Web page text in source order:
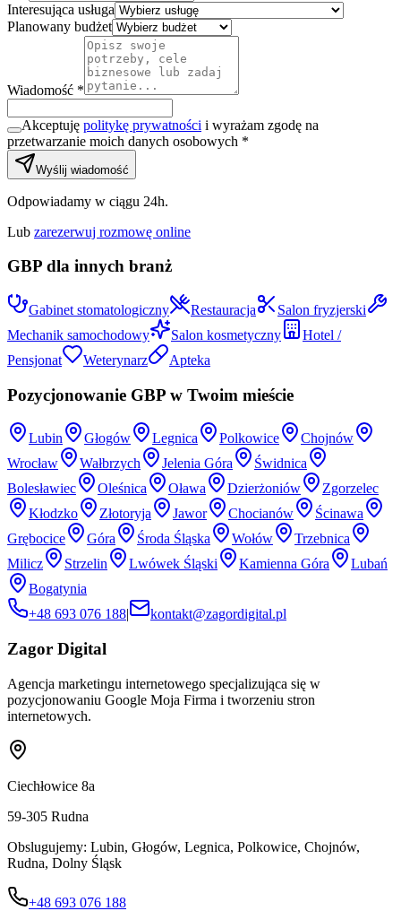
Interesująca usługa
Planowany budżet
Wiadomość *
Akceptuję politykę prywatności i wyrażam zgodę na
przetwarzanie moich danych osobowych *
Wyślij wiadomość
Odpowiadamy w ciągu 24h.
Lub zarezerwuj rozmowę online
GBP dla innych branż
Gabinet stomatologiczny Restauracja
Salon fryzjerski
Mechanik samochodowy
Salon kosmetyczny
Hotel /
Pensjonat
Weterynarz Apteka
Pozycjonowanie GBP w Twoim mieście
Lubin Głogów Legnica Polkowice
Chojnów
Wrocław
Wałbrzych Jelenia Góra
Świdnica
Bolesławiec
Oleśnica Oława Dzierżoniów
Zgorzelec
Kłodzko
Złotoryja Jawor Chocianów
Ścinawa
Grębocice
Góra Środa Śląska Wołów
Trzebnica
Milicz
Strzelin Lwówek Śląski Kamienna Góra
Lubań
Bogatynia
+48 693 076 188
kontakt@zagordigital.pl
Zagor Digital
Agencja marketingu internetowego specjalizująca się w
pozycjonowaniu Google Moja Firma i tworzeniu stron
internetowych.
Ciechłowice 8a
59-305 Rudna
Obslugujemy: Lubin, Głogów, Legnica, Polkowice, Chojnów,
Rudna, Dolny Śląsk
+48 693 076 188